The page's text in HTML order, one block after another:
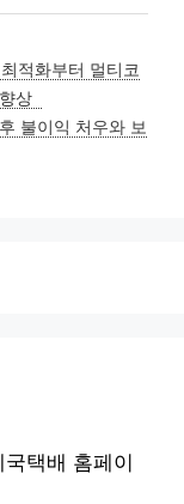
적화부터 멀티코
상
불이익 처우와 보
택배 홈페이